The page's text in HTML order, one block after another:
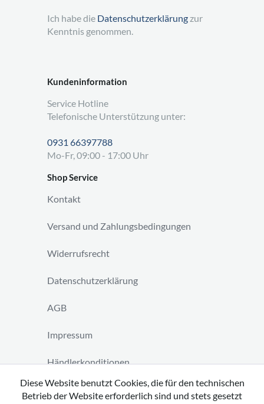
Kundeninformation
Service Hotline
Telefonische Unterstützung unter:
0931 66397788
Mo-Fr, 09:00 - 17:00 Uhr
Shop Service
Kontakt
Versand und Zahlungsbedingungen
Widerrufsrecht
Datenschutzerklärung
AGB
Impressum
Händlerkonditionen
Vertrag widerrufen
Ich habe die Datenschutzerklärung zur
Kenntnis genommen.
Diese Website benutzt Cookies, die für den technischen
Betrieb der Website erforderlich sind und stets gesetzt